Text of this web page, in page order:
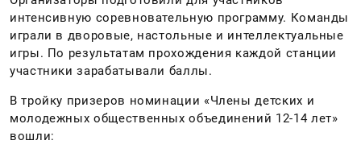
интенсивную соревновательную программу. Команды
играли в дворовые, настольные и интеллектуальные
игры. По результатам прохождения каждой станции
участники зарабатывали баллы.
В тройку призеров номинации «Члены детских и
молодежных общественных объединений 12-14 лет»
вошли: